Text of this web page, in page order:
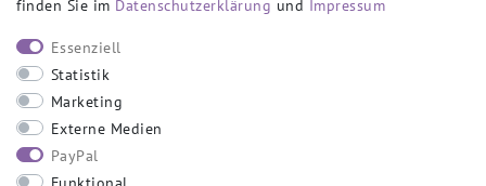
SOCIAL
SICHER EINKAUFEN
finden Sie im Daten­schutz­erklärung und Impressum
Essenziell
Statistik
Marketing
Externe Medien
PayPal